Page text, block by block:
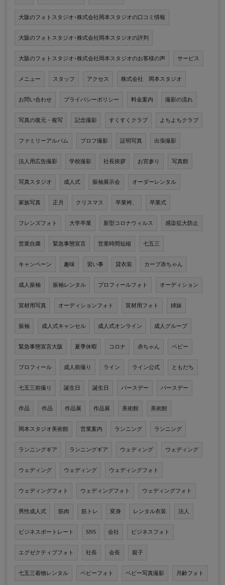
大阪のフォトスタジオ･株式会社岡本スタジオの口コミ情報
大阪のフォトスタジオ･株式会社岡本スタジオの評判
大阪のフォトスタジオ･株式会社岡本スタジオのお客様の声 サービス
メニュー スタッフ アクセス 株式会社 岡本スタジオ
お問い合わせ プライバシーポリシー 料金案内 撮影の流れ
写真の復元・複写 記念撮影 すくすくクラブ よちよちクラブ
ファミリーアルバム プロフ撮影 証明写真 出張撮影
法人用広告撮影 学校撮影 社長挨拶 お宮参り 写真館
写真スタジオ 成人式 振袖展示会 オーダーレンタル
家族写真 正月 クリスマス 卒業袴、 卒業式
フレンズフォト 大学卒業 新型コロナウィルス 感染拡大防止
営業自粛 緊急事態宣言 営業時間短縮 七五三
キャンペーン 趣味 習い事 貸衣装 カープ赤ちゃん
成人振袖 振袖レンタル プロフィールフォト オーディション
宣材用写真 オーディションフォト 宣材用フォト 姉妹
振袖 成人式キャンセル 成人式オンライン 成人グループ
緊急事態宣言大阪 夏季休暇 コロナ 赤ちゃん ベビー
プロフィール 成人前撮り ライン ライン公式 ともだち
七五三前撮り 誕生日 誕生日 バースデー バースデー
作品 作品 作品展 作品展 美術館 美術館
岡本スタジオ美術館 営業案内 ランニング ランニング
ランニングギア ランニングギア ウェディング ウェディング
ウェディング ウェディング ウェディングフォト
ウェディングフォト ウェディングフォト ウェディングフォト
男性成人式 筋肉 筋トレ 変身 レンタル衣装 法人
ビジネスポートレート SNS 会社 ビジネスフォト
エグゼクティブフォト 社長 会長 親子
七五三着物レンタル ベビーフォト ベビー写真撮影 月齢フォト